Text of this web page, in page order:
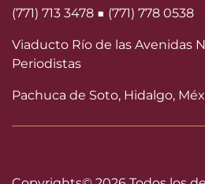
(771) 713 3478 ■ (771) 778 0538
Viaducto Río de las Avenidas
Periodistas
Pachuca de Soto, Hidalgo,